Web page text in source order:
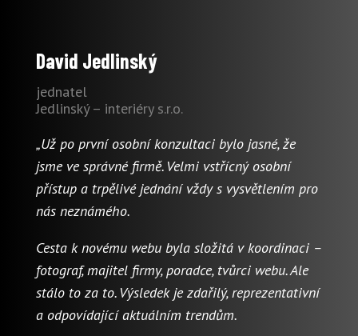
David Jedlinský
jednatel
Jedlinský – interiéry s.r.o.
„Už po první osobní konzultaci bylo jasné, že
jsme ve správné firmě. Velmi vstřícný osobní
přístup a trpělivé jednání vždy s vysvětlením pro
nás neznámého.
Cesta k novému webu byla složitá v koordinaci –
fotograf, majitel firmy, poradce, tvůrci webu. Ale
stálo to za to. Výsledek je zdařilý, reprezentativní
a odpovídající aktuálním trendům.